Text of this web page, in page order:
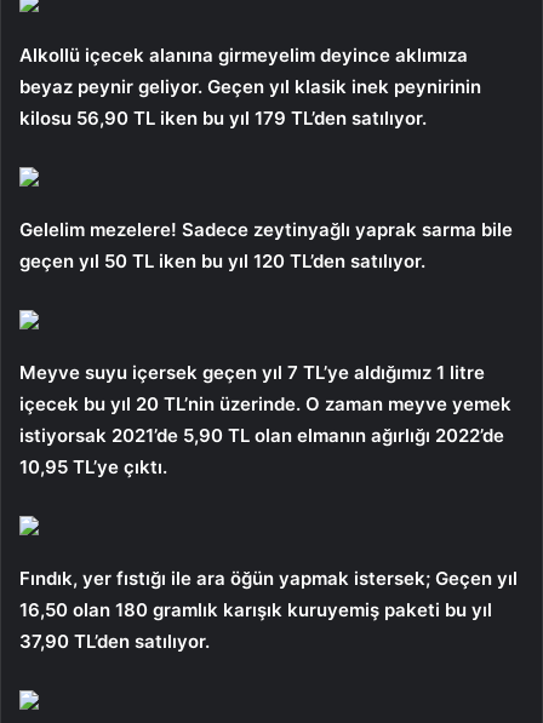
Alkollü içecek alanına girmeyelim deyince aklımıza
beyaz peynir geliyor. Geçen yıl klasik inek peynirinin
kilosu 56,90 TL iken bu yıl 179 TL’den satılıyor.
Gelelim mezelere! Sadece zeytinyağlı yaprak sarma bile
geçen yıl 50 TL iken bu yıl 120 TL’den satılıyor.
Meyve suyu içersek geçen yıl 7 TL’ye aldığımız 1 litre
içecek bu yıl 20 TL’nin üzerinde. O zaman meyve yemek
istiyorsak 2021’de 5,90 TL olan elmanın ağırlığı 2022’de
10,95 TL’ye çıktı.
Fındık, yer fıstığı ile ara öğün yapmak istersek; Geçen yıl
16,50 olan 180 gramlık karışık kuruyemiş paketi bu yıl
37,90 TL’den satılıyor.